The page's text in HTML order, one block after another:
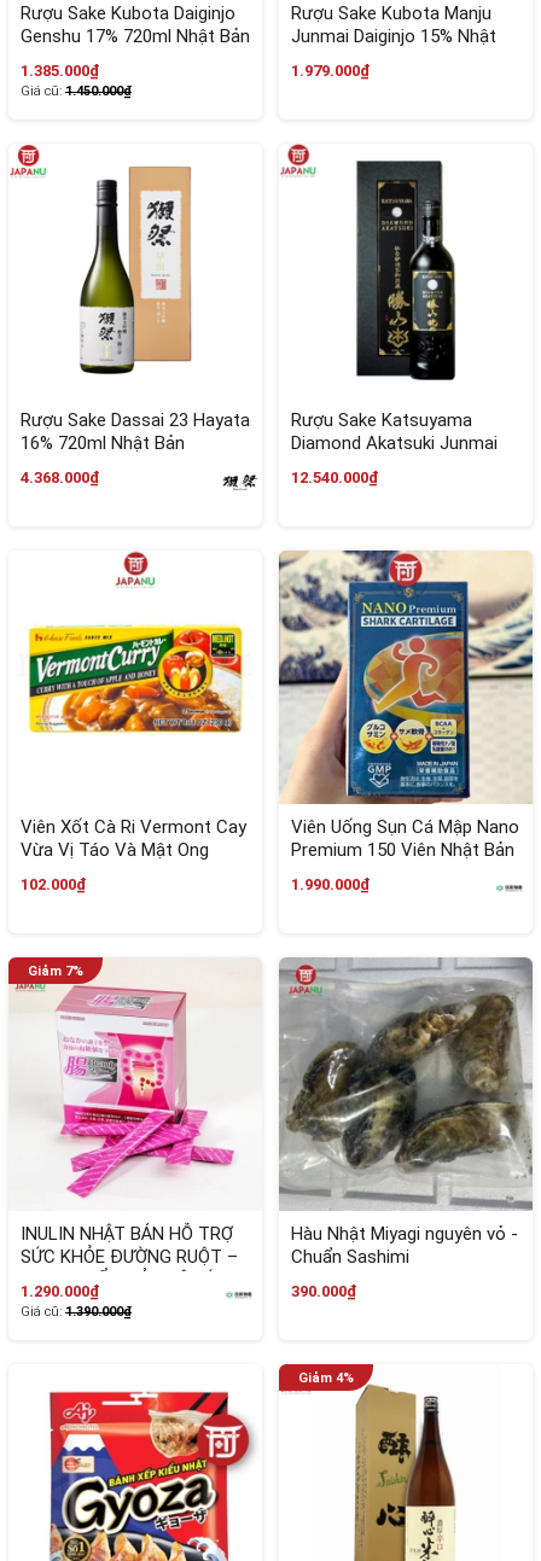
Rượu Sake Kubota Daiginjo
Genshu 17% 720ml Nhật Bản
1.385.000₫
Giá cũ: 1.450.000₫
Rượu Sake Kubota Manju
Junmai Daiginjo 15% Nhật
1.979.000₫
Rượu Sake Dassai 23 Hayata
16% 720ml Nhật Bản
4.368.000₫
Rượu Sake Katsuyama
Diamond Akatsuki Junmai
Daiginjo 16% 720ml
12.540.000₫
Viên Xốt Cà Ri Vermont Cay
Vừa Vị Táo Và Mật Ong
230g Nhật Bản
102.000₫
Viên Uống Sụn Cá Mập Nano
Premium 150 Viên Nhật Bản
1.990.000₫
INULIN NHẬT BẢN HỖ TRỢ
SỨC KHỎE ĐƯỜNG RUỘT –
THỰC PHẨM BẢO VỆ SỨC
KHỎE
1.290.000₫
Giá cũ: 1.390.000₫
Hàu Nhật Miyagi nguyên vỏ -
Chuẩn Sashimi
390.000₫